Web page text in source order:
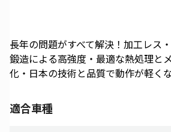
長年の問題がすべて解決！加工レス
鍛造による高強度・最適な熱処理と
化・日本の技術と品質で動作が軽く
適合車種